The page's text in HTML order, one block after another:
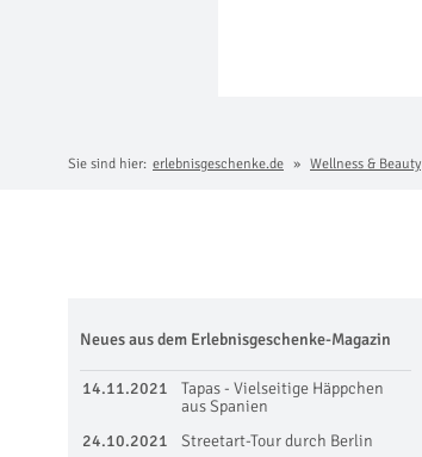
Sie sind hier: erlebnisgeschenke.de Wellness & Beauty
Neues aus dem Erlebnisgeschenke-Magazin
14.11.2021
Tapas - Vielseitige Häppchen
aus Spanien
24.10.2021
Streetart-Tour durch Berlin